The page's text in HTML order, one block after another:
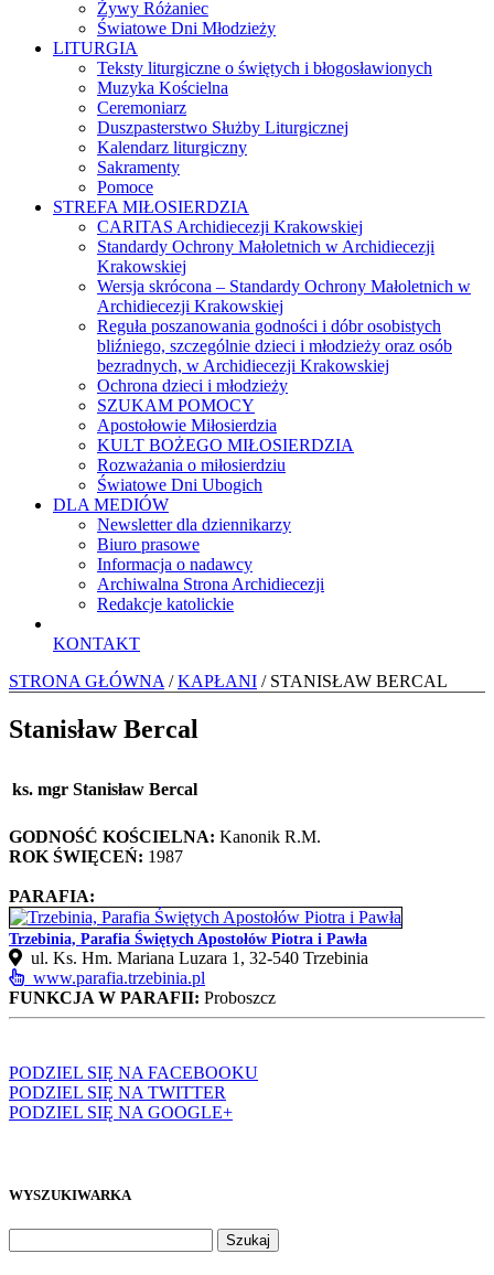
Żywy Różaniec
Światowe Dni Młodzieży
LITURGIA
Teksty liturgiczne o świętych i błogosławionych
Muzyka Kościelna
Ceremoniarz
Duszpasterstwo Służby Liturgicznej
Kalendarz liturgiczny
Sakramenty
Pomoce
STREFA MIŁOSIERDZIA
CARITAS Archidiecezji Krakowskiej
Standardy Ochrony Małoletnich w Archidiecezji
Krakowskiej
Wersja skrócona – Standardy Ochrony Małoletnich w
Archidiecezji Krakowskiej
Reguła poszanowania godności i dóbr osobistych
bliźniego, szczególnie dzieci i młodzieży oraz osób
bezradnych, w Archidiecezji Krakowskiej
Ochrona dzieci i młodzieży
SZUKAM POMOCY
Apostołowie Miłosierdzia
KULT BOŻEGO MIŁOSIERDZIA
Rozważania o miłosierdziu
Światowe Dni Ubogich
DLA MEDIÓW
Newsletter dla dziennikarzy
Biuro prasowe
Informacja o nadawcy
Archiwalna Strona Archidiecezji
Redakcje katolickie
KONTAKT
STRONA GŁÓWNA /KAPŁANI / STANISŁAW BERCAL
Stanisław Bercal
ks. mgr Stanisław Bercal
GODNOŚĆ KOŚCIELNA: Kanonik R.M.
ROK ŚWIĘCEŃ: 1987
PARAFIA:
Trzebinia, Parafia Świętych Apostołów Piotra i Pawła
ul. Ks. Hm. Mariana Luzara 1, 32-540 Trzebinia
www.parafia.trzebinia.pl
FUNKCJA W PARAFII: Proboszcz
PODZIEL SIĘ NA FACEBOOKU
PODZIEL SIĘ NA TWITTER
PODZIEL SIĘ NA GOOGLE+
WYSZUKIWARKA